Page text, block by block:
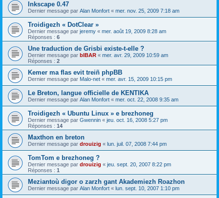
Inkscape 0.47
Dernier message par Alan Monfort « mer. nov. 25, 2009 7:18 am
Troidigezh « DotClear »
Dernier message par jeremy « mer. août 19, 2009 8:28 am
Réponses : 6
Une traduction de Grisbi existe-t-elle ?
Dernier message par bIBAR « mer. avr. 29, 2009 10:59 am
Réponses : 2
Kemer ma flas evit treiñ phpBB
Dernier message par Malo-net « mer. avr. 15, 2009 10:15 pm
Le Breton, langue officielle de KENTIKA
Dernier message par Alan Monfort « mer. oct. 22, 2008 9:35 am
Troidigezh « Ubuntu Linux » e brezhoneg
Dernier message par Gwennin « jeu. oct. 16, 2008 5:27 pm
Réponses : 14
Maxthon en breton
Dernier message par drouizig « lun. juil. 07, 2008 7:44 pm
TomTom e brezhoneg ?
Dernier message par drouizig « jeu. sept. 20, 2007 8:22 pm
Réponses : 1
Meziantoù digor o zarzh gant Akademiezh Roazhon
Dernier message par Alan Monfort « lun. sept. 10, 2007 1:10 pm